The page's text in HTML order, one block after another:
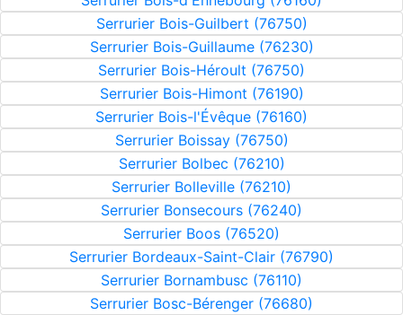
Serrurier Bois-Guilbert (76750)
Serrurier Bois-Guillaume (76230)
Serrurier Bois-Héroult (76750)
Serrurier Bois-Himont (76190)
Serrurier Bois-l'Évêque (76160)
Serrurier Boissay (76750)
Serrurier Bolbec (76210)
Serrurier Bolleville (76210)
Serrurier Bonsecours (76240)
Serrurier Boos (76520)
Serrurier Bordeaux-Saint-Clair (76790)
Serrurier Bornambusc (76110)
Serrurier Bosc-Bérenger (76680)